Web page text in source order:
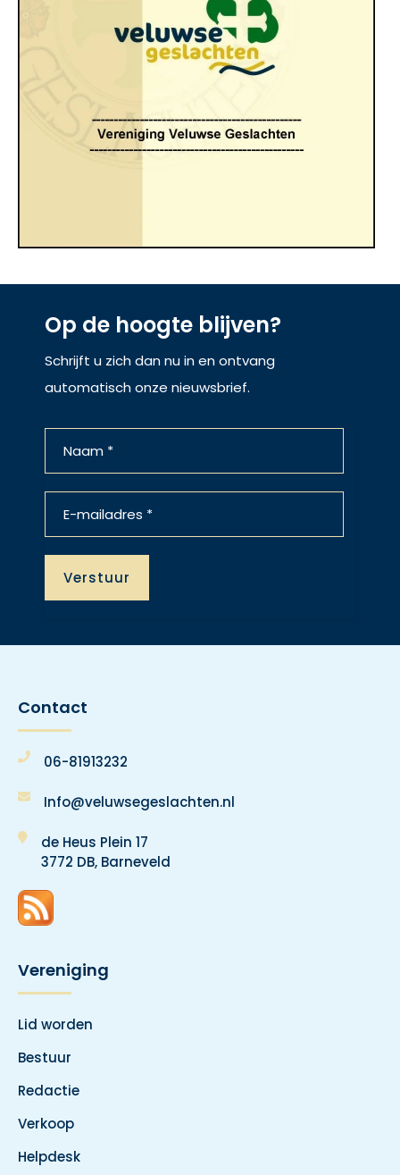
Op de hoogte blijven?
Schrijft u zich dan nu in en ontvang
automatisch onze nieuwsbrief.
Contact
06-81913232
Info@veluwsegeslachten.nl
de Heus Plein 17
3772 DB, Barneveld
Vereniging
Lid worden
Bestuur
Redactie
Verkoop
Helpdesk